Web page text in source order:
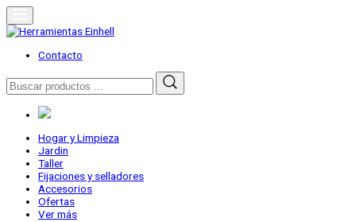
Skip
to
content
Herramientas Einhell
Distribuidor Oficial
Contacto
Buscar
por:
Hogar y Limpieza
Jardin
Taller
Fijaciones y selladores
Accesorios
Ofertas
Ver más